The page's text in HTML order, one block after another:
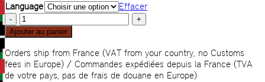
Language
Effacer
quantité
de
Bonnet
Silène
sur
coussinet
Ajouter au panier
Orders ship from France (VAT from your country, no Customs
fees in Europe) / Commandes expédiées depuis la France (TVA
de votre pays, pas de frais de douane en Europe)